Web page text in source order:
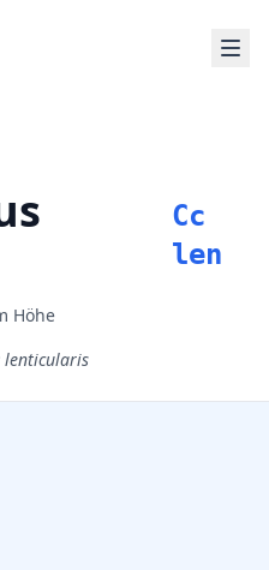
Cc
len
Höhe
lenticularis